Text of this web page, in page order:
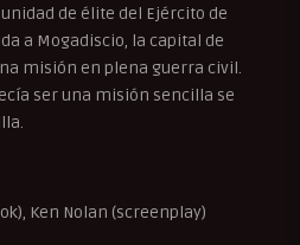
de élite del Ejército de
a Mogadiscio, la capital de
misión en plena guerra civil.
ser una misión sencilla se
Ken Nolan (screenplay)